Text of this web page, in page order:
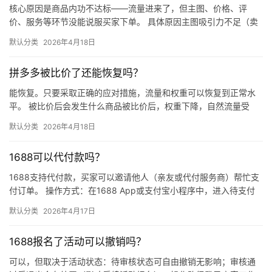
核心原因是商品内功不达标——流量进来了，但主图、价格、评
价、服务等环节没能说服买家下单。 具体原因主图吸引力不足（卖
评少、…
默认分类 2026年4月18日
拼多多被比价了还能恢复吗？
能恢复。只要采取正确的应对措施，流量和权重可以恢复到正常水
平。 被比价后会发生什么商品被比价后，权重下降，自然流量受
网价格…
默认分类 2026年4月18日
1688可以代付款吗？
1688支持代付款，买家可以邀请他人（亲友或代付服务商）帮忙支
付订单。 操作方式：在1688 App或支付宝小程序中，进入待支付
默认分类 2026年4月17日
1688报名了活动可以撤销吗？
可以，但取决于活动状态：待审核状态可自由撤销无影响；审核通